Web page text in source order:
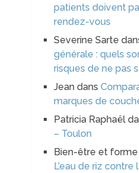
patients doivent
rendez-vous
Severine Sarte
générale : quels
risques de ne pas
Jeandans
marques de
Patricia Raphaël
– Toulon
Bien-être et
L’eau de riz contre